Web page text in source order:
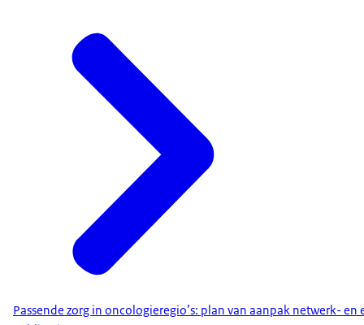
Passende zorg in oncologieregio’s: plan van aanpak netwerk-